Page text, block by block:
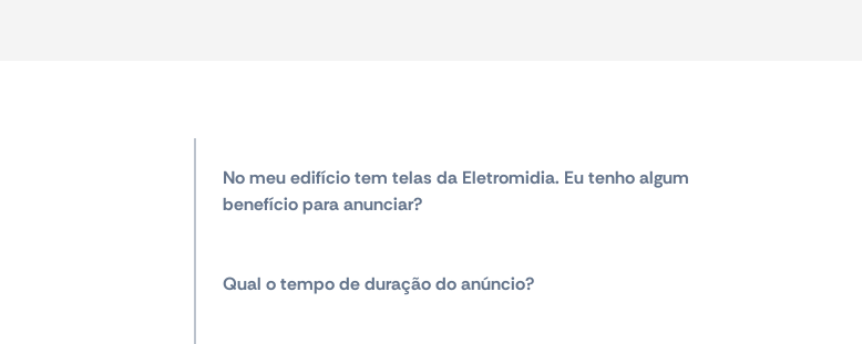
No meu edifício tem telas da Eletromidia. Eu tenho algum
benefício para anunciar?
Qual o tempo de duração do anúncio?